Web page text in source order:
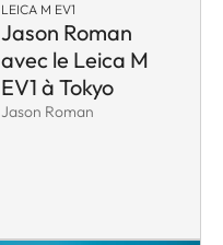
LEICA M EV1
Jason Roman
avec le Leica M
EV1 à Tokyo
Jason Roman